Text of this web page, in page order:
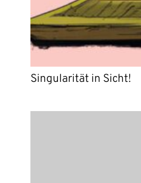
Singularität in Sicht!